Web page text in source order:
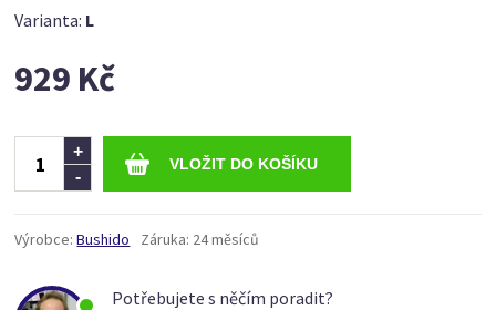
Varianta: L
929 Kč
-
+
Výrobce: Bushido Záruka: 24 měsíců
Potřebujete s něčím poradit?